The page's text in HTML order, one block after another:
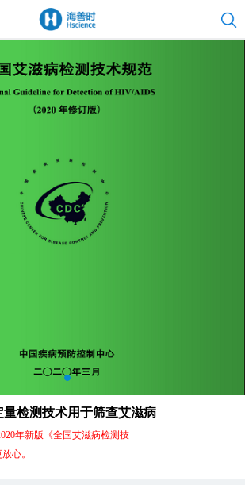
检测技术用于筛查艾滋病
年新版《全国艾滋病检测技
心。